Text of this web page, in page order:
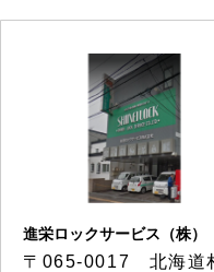
進栄ロックサービス（株）
〒065-0017 北海道